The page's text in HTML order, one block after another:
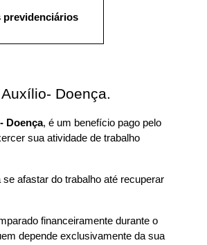
previdenciários
Doença.
Doença, é um benefício pago pelo
sua atividade de trabalho
afastar do trabalho até recuperar
financeiramente durante o
depende exclusivamente da sua